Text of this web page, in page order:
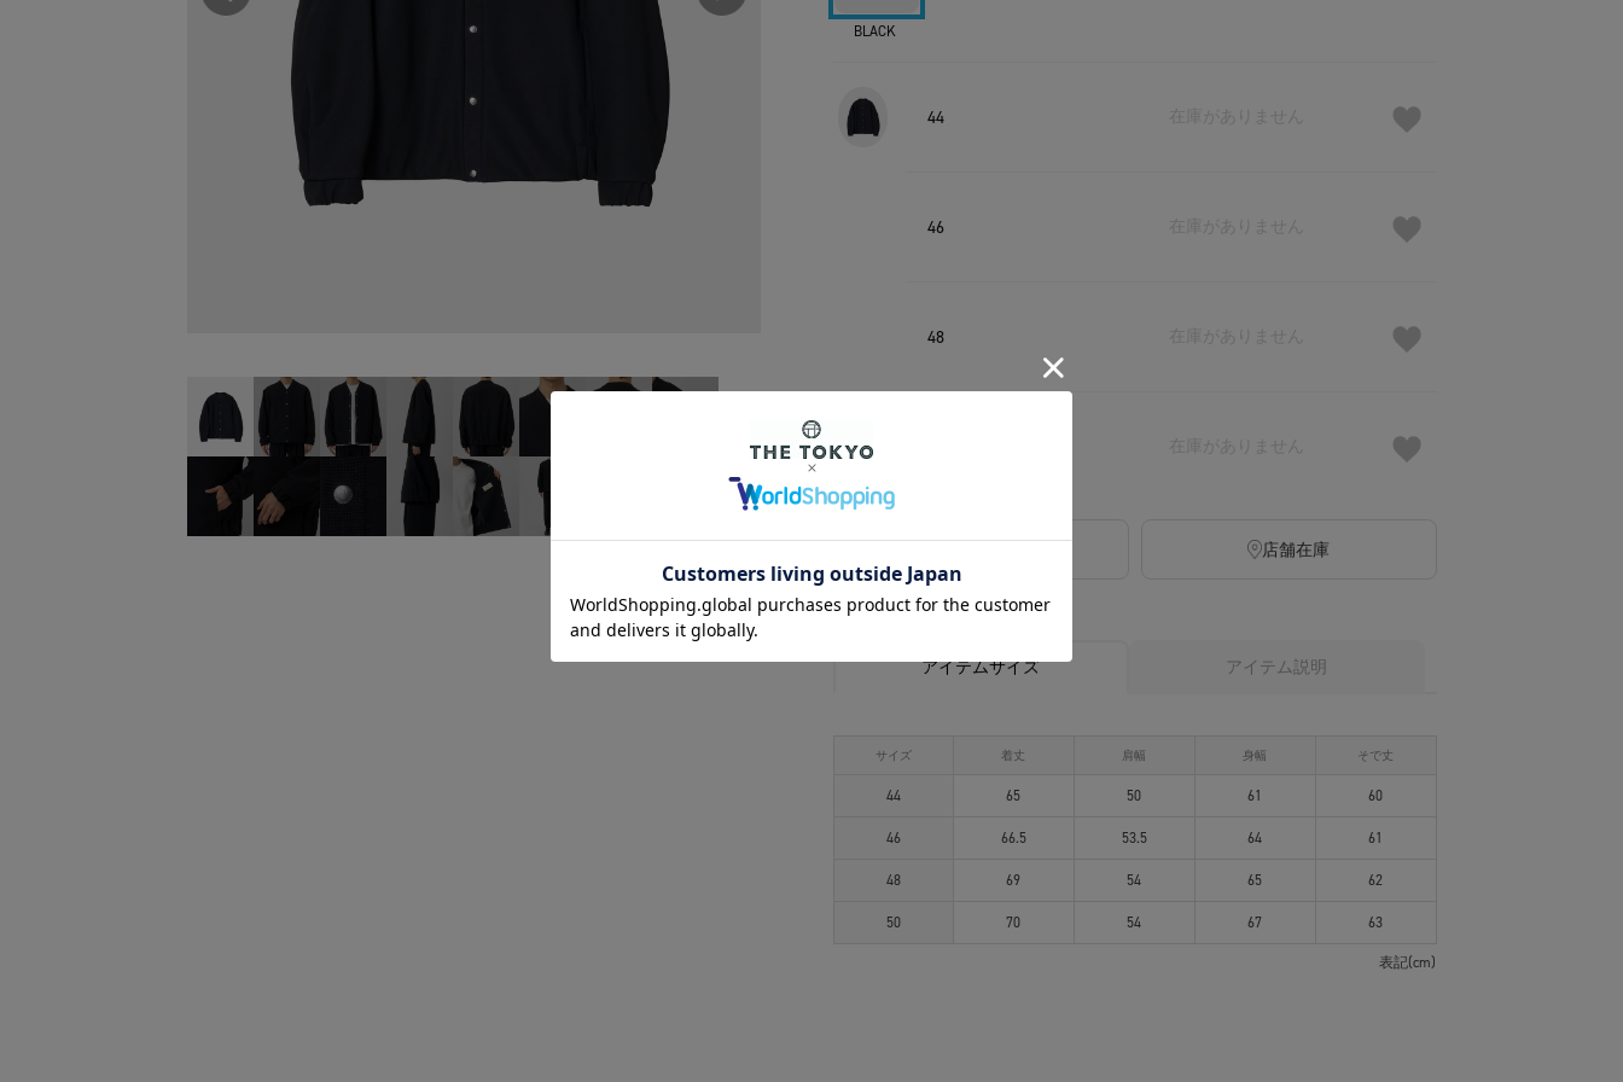
BLACK
44
46
48
店舗在庫
アイテムサイズ アイテム説明
サイズ 着丈 肩幅 身幅 そで丈
44 65 50 61 60
46 66.5 53.5 64 61
48 69 54 65 62
50 70 54 67 63
表記(cm)